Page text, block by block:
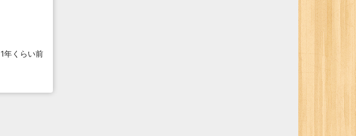
1年くらい前